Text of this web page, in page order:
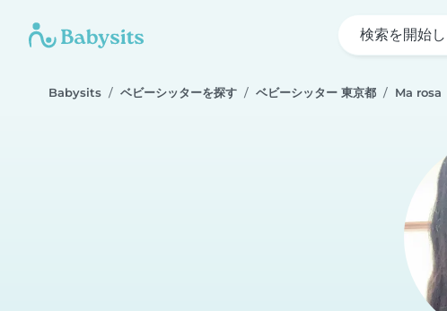
検索を開始
Babysits ベビーシッターを探す ベビーシッター 東京都 Ma rosa